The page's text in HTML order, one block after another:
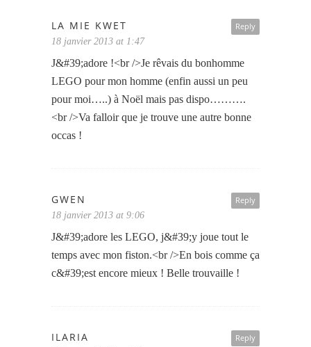
Reply
LA MIE KWET
18 janvier 2013 at 1:47
J&#39;adore !<br />Je rêvais du bonhomme
LEGO pour mon homme (enfin aussi un peu
pour moi…..) à Noël mais pas dispo……….
<br />Va falloir que je trouve une autre bonne
occas !
Reply
GWEN
18 janvier 2013 at 9:06
J&#39;adore les LEGO, j&#39;y joue tout le
temps avec mon fiston.<br />En bois comme ça
c&#39;est encore mieux ! Belle trouvaille !
Reply
ILARIA